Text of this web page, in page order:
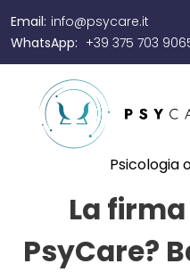
Email: info@psycare.it
WhatsApp: +39 375 703
Psicologia
La
PsyCare?